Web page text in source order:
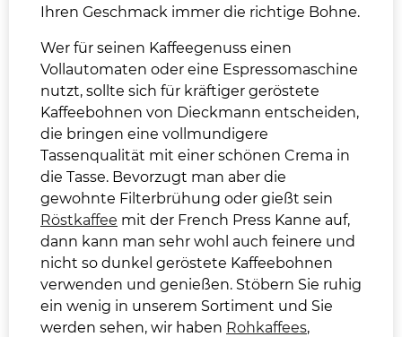
Ihren Geschmack immer die richtige Bohne.
Wer für seinen Kaffeegenuss einen
Vollautomaten oder eine Espressomaschine
nutzt, sollte sich für kräftiger geröstete
Kaffeebohnen von Dieckmann entscheiden,
die bringen eine vollmundigere
Tassenqualität mit einer schönen Crema in
die Tasse. Bevorzugt man aber die
gewohnte Filterbrühung oder gießt sein
Röstkaffee mit der French Press Kanne auf,
dann kann man sehr wohl auch feinere und
nicht so dunkel geröstete Kaffeebohnen
verwenden und genießen. Stöbern Sie ruhig
ein wenig in unserem Sortiment und Sie
werden sehen, wir haben Rohkaffees,